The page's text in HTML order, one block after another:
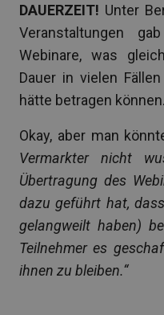
DAUERZEIT! Unter
Veranstaltungen
Webinare, was
Dauer in vielen
hätte betragen können.
Okay, aber man
Vermarkter nicht
Übertragung des
dazu geführt hat,
gelangweilt haben)
Teilnehmer es
ihnen zu bleiben.“